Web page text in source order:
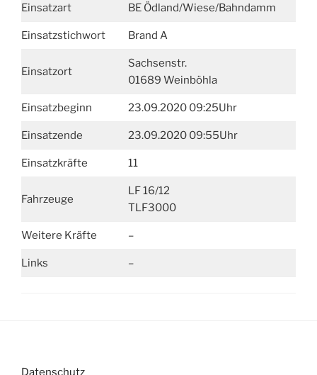
Einsatzart BE Ödland/Wiese/Bahndamm
Einsatzstichwort Brand A
Einsatzort
Sachsenstr.
01689 Weinböhla
Einsatzbeginn 23.09.2020 09:25Uhr
Einsatzende 23.09.2020 09:55Uhr
Einsatzkräfte 11
Fahrzeuge
LF 16/12
TLF3000
Weitere Kräfte –
Links –
Datenschutz